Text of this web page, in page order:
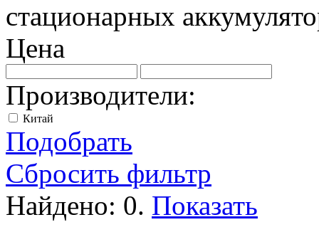
стационарных
Цена
Производители:
Китай
Подобрать
Сбросить фильтр
Найдено: 0. Показать